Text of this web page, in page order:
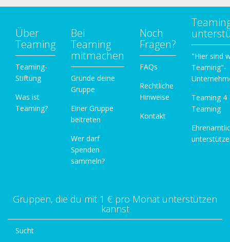
Über
Teaming
Teaming-
Stiftung
Was ist
Teaming?
Bei
Teaming
mitmachen
Gründe deine
Gruppe
Einer Gruppe
beitreten
Wer darf
Spenden
sammeln?
Noch
Fragen?
FAQs
Rechtliche
Hinweise
Kontakt
"Hier sind
Teaming"-
Teaming 4
Teaming
Gruppen, die du mit 1 € pro Monat unterstützen
kannst
Sucht